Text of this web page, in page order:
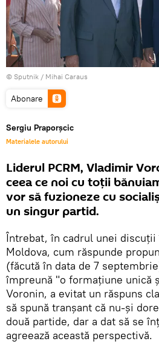
© Sputnik / Mihai Caraus
Abonare
Sergiu Praporșcic
Materialele autorului
Liderul PCRM, Vladimir
ceea ce noi cu toții
vor să fuzioneze cu
un singur partid.
Întrebat, în cadrul unei
Moldova, cum răspunde
(făcută în data de 7
împreună "o formațiune unică
Voronin, a evitat un răspuns
să spună tranșant că nu-și
două partide, dar a dat să se
agreează această perspectivă.